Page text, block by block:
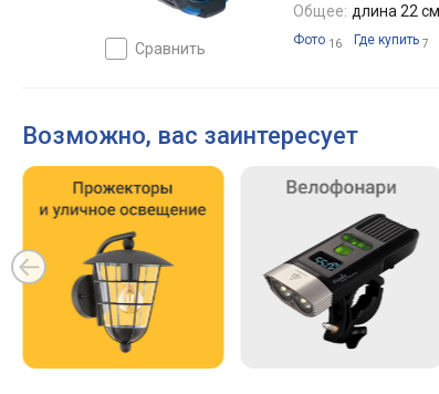
сравнить
Общее: длина 22
Фото 16 Где купить 7
Возможно, вас заинтересует